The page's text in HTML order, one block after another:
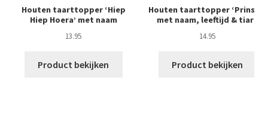
Houten taarttopper ‘Hiep
Hiep Hoera’ met naam
13.95
Product bekijken
Houten taarttopper ‘Prinses’
met naam, leeftijd & tiara
14.95
Product bekijken